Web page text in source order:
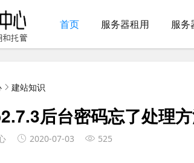
首页 服务器租用 服务
建站知识
后台密码忘了处理
2020-07-03 525